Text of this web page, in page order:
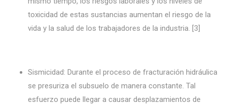
toxicidad de estas sustancias aumentan el riesgo de la
vida y la salud de los trabajadores de la industria. [3]
Sismicidad: Durante el proceso de fracturación hidráulica
se presuriza el subsuelo de manera constante. Tal
esfuerzo puede llegar a causar desplazamientos de